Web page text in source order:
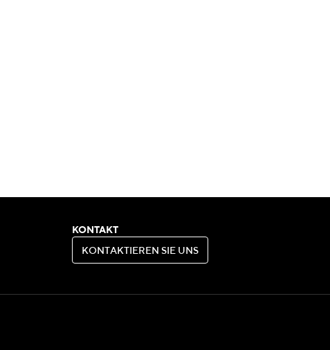
KONTAKT
KO N TA K E R E N S E U NS
KONTAKTIEREN SIE UNS